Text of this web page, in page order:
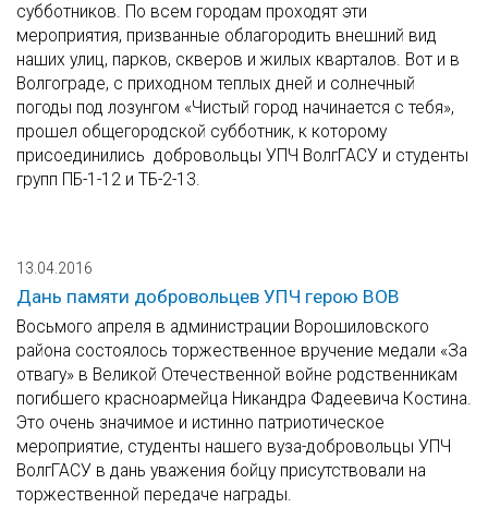
субботников. По всем городам проходят эти
мероприятия, призванные облагородить внешний вид
наших улиц, парков, скверов и жилых кварталов. Вот и в
Волгограде, с приходном теплых дней и солнечный
погоды под лозунгом «Чистый город начинается с тебя»,
прошел общегородской субботник, к которому
присоединились добровольцы УПЧ ВолгГАСУ и студенты
групп ПБ-1-12 и ТБ-2-13.
13.04.2016
Дань памяти добровольцев УПЧ герою ВОВ
Восьмого апреля в администрации Ворошиловского
района состоялось торжественное вручение медали «За
отвагу» в Великой Отечественной войне родственникам
погибшего красноармейца Никандра Фадеевича Костина.
Это очень значимое и истинно патриотическое
мероприятие, студенты нашего вуза-добровольцы УПЧ
ВолгГАСУ в дань уважения бойцу присутствовали на
торжественной передаче награды.